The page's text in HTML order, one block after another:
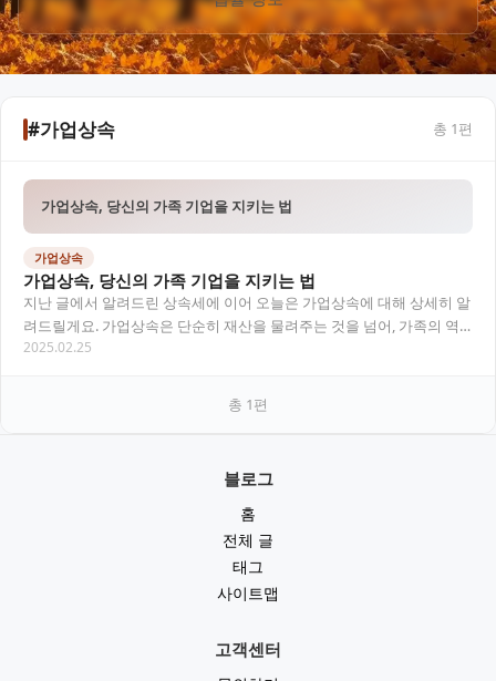
#가업상속 총 1편
가업상속, 당신의 가족 기업을 지키는 법
가업상속
가업상속, 당신의 가족 기업을 지키는 법
지난 글에서 알려드린 상속세에 이어 오늘은 가업상속에 대해 상세히 알
려드릴게요. 가업상속은 단순히 재산을 물려주는 것을 넘어, 가족의 역
사와 가치를 다음 세대에 전달하는 중요한 과…
2025.02.25
총 1편
블로그
홈
전체 글
태그
사이트맵
고객센터